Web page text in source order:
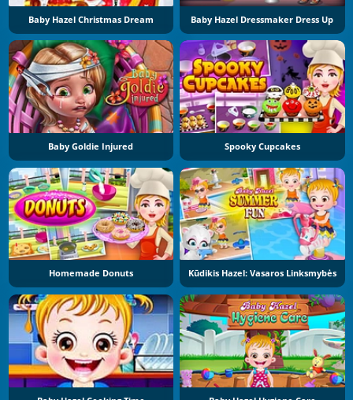
Baby Hazel Christmas Dream Baby Hazel Dressmaker Dress Up
Baby Goldie Injured Spooky Cupcakes
Homemade Donuts Kūdikis Hazel: Vasaros Linksmybės